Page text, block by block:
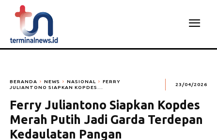
BERANDA NEWS NASIONAL
FERRY
JULIANTONO SIAPKAN KOPDES...
23/04/2026
Ferry Juliantono Siapkan Kopdes
Merah Putih Jadi Garda Terdepan
Kedaulatan Pangan